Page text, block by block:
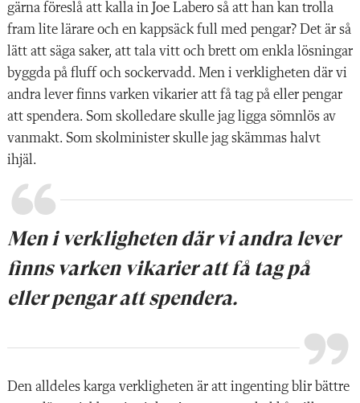
gärna föreslå att kalla in Joe Labero så att han kan trolla
fram lite lärare och en kappsäck full med pengar? Det är så
lätt att säga saker, att tala vitt och brett om enkla lösningar
byggda på fluff och sockervadd. Men i verkligheten där vi
andra lever finns varken vikarier att få tag på eller pengar
att spendera. Som skolledare skulle jag ligga sömnlös av
vanmakt. Som skolminister skulle jag skämmas halvt
ihjäl.
Men i verkligheten där vi andra lever
finns varken vikarier att få tag på
eller pengar att spendera.
Den alldeles karga verkligheten är att ingenting blir bättre